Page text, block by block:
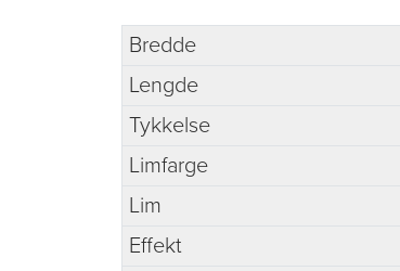
Bredde
Lengde
Tykkelse
Limfarge
Lim
Effekt